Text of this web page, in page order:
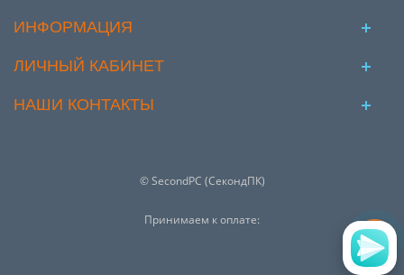
ИНФОРМАЦИЯ
ЛИЧНЫЙ КАБИНЕТ
НАШИ КОНТАКТЫ
© SecondPC (СекондПК)
Принимаем к оплате: